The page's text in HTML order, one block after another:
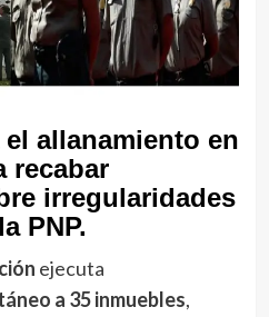
allanamiento en
recabar
irregularidades
PNP.
ejecuta
a 35 inmuebles,